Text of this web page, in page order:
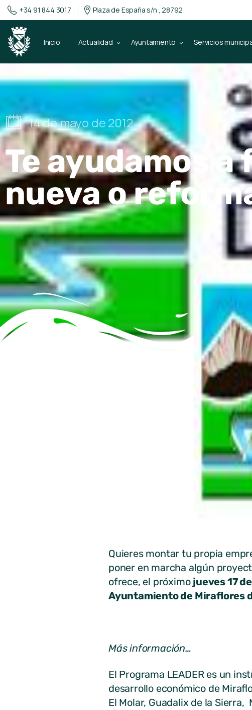
+34 91 844 3017 Plaza de España s/n , 28792
Inicio Actualidad Ayuntamiento Servicios
14 de mayo de 2012
Te ayudamos
nueva o
Quieres montar tu propia
poner en marcha algún
ofrece, el próximo jueves 17
Ayuntamiento de Miraflores
Más información…
El Programa LEADER es un
desarrollo económico de
El Molar, Guadalix de la